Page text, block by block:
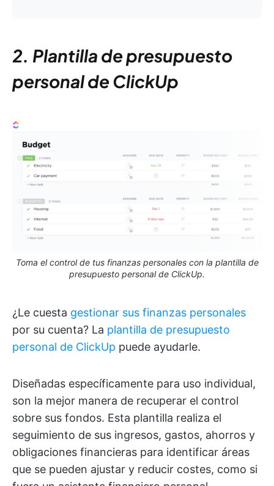
2. Plantilla de presupuesto
personal de ClickUp
Toma el control de tus finanzas personales con la plantilla de
presupuesto personal de ClickUp.
¿Le cuesta gestionar sus finanzas personales
por su cuenta? La plantilla de presupuesto
personal de ClickUp puede ayudarle.
Diseñadas específicamente para uso individual,
son la mejor manera de recuperar el control
sobre sus fondos. Esta plantilla realiza el
seguimiento de sus ingresos, gastos, ahorros y
obligaciones financieras para identificar áreas
que se pueden ajustar y reducir costes, como si